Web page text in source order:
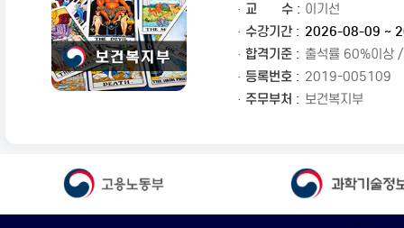
· 교 수 : 이기선
· 수강기간 : 2026-08-09 ~
· 합격기준 : 출석률 60%이상
· 등록번호 : 2019-005109
· 주무부처 : 보건복지부